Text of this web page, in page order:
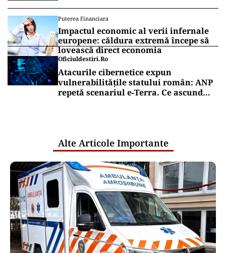
Puterea Financiara
Impactul economic al verii infernale
europene: căldura extremă începe să
lovească direct economia
Oficiuldestiri.ro
Atacurile cibernetice expun
vulnerabilitățile statului român: ANP
repetă scenariul e‑Terra. Ce ascund
Alte Articole Importante